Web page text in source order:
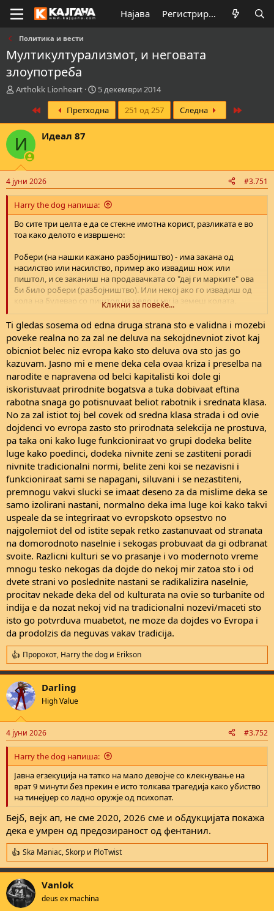
Најава Регистрирај се
Политика и вести
Мултикултурализмот, и неговата
злоупотреба
К
а
т
о
н
т
е
м
а
т
Arthokk Lionheart
В
р
е
м
п
о
ч
н
у
в
а
њ
е
5 декември 2014
Претходна 251 од 257 Следна
И Идеал 87
4 јуни 2026 #3.751
Harry the dog напиша:
Во сите три целта е да се стекне имотна корист, разликата е во
тоа како делото е извршено:
Робери (на нашки кажано разбојништво) - има закана од
насилство или насилство, пример ако извадиш нож или
пиштол, и се заканиш на продавачката со "дај ги марките" ова
би било робери (разбојништво). Или некој ако го извадиш од
кола на булевар со пиштол на чело и му ја земеш колата.
Насилниот елемент е тоа што ги прави овие дела потешки и
генерално казните се доста високи.
Шоплифтинг - крадеш нешто од мала вредност, каде нема
голема бариера за кражба, најчесто во продавница. На пример,
во Тинекс ќе земеш пиво и ќе излезеш без да платиш.
Тефт - е кражба каде нема насилен елемент: провала во стан,
крадење на кола кога никој не гледа, провала во банка сред
ноќ, и тн. Шоплифтинг е специфичен тип на тефт од мала
вредност.
Постојат вакви идиоти и нормално, треба да легнат затвор
долги години, али вакви ликови постојат и на екстремното
десно (каде белци убиваат малцинства, пред некој ден имаше
пукање од екстремен десничар во Сан Диего). По мене дали
биле бели-црни-зимзелени е ирелевантно, секој што се
огрешил или дава знаци дека оди во таа насока (политички-
верски фанатизам и радикализација со елемент на насилство)
се тоа треба да се институционализира, и секој што почитува
треба да добие почит (реципроцитет).
Околу тоа дека белците се криви, изворот на сето ова е
последица од западни политики во земји во развој пред
100тина години, на нашки кажано: колонијализам (кој постои
во мека форма до ден денес). На кратко, Европа си ја дели
Африка меѓу себе, европските сили убиваат масовно локална
популација, ги поробуваат, и ги држат под контрола со
генерации. Белгија под Леополд има убиено 10 милиони
црнци, ги има осакатувано, линчувано, жени, деца, старци,
ставано деца во кафез во зоолошки меѓу животни
што постоела до 60ти во Брисел. Цела Европа има темна
историја со колонијализам и аргументот е дека Европа се
развива историски ради колонизација (така прави пари) а до
ден денес некои колонијални лидери се слават на запад и се
негира страдањето што го предизвикале. Ова не мислам дека е
причината за убиствата погоре, али објаснува зошто земјите во
развој се фрустрирани со Европа и малцинствата се чувствуваат
фрустрирано.
За крај, никој до сега од Пакистан или Индија, Блиски Исток,
Југоисточна Азија или Африка не ми негира постоење како
македонец, како нација. За мене, таа негација за жал доаѓа од
Европа, континентот од каде што доаѓам. Црнец не ми негира
постоење, него тоа доаѓа од луѓе што се декларираат себе како
цивилизирани со кои делиме континент. Така да моите
симпатии се повеќе за оние кои покажуваат почит кон нас како
нација без разлика од каде се, без разлика на боја на кожа, и од
каде доаѓаат, ради тоа и многу многу не ми сметаат како појава
луѓе од земји во развој, ниту пак величам некој пошто е блед и
го сметам за супериорен само затоа што е белец. Дали некој е
добар човек или не, е индивидуална работа.
Кликни за повеќе...
Ti gledas sosema od edna druga strana sto e validna i mozebi
poveke realna no za zal ne deluva na sekojdnevniot zivot kaj
obicniot belec niz evropa kako sto deluva ova sto jas go
kazuvam. Jasno mi e mene deka cela ovaa kriza i preselba na
narodite e napravena od belci kapitalisti koi dole gi
iskoristuvaat prirodnite bogatsva a tuka dobivaat eftina
rabotna snaga go potisnuvaat beliot rabotnik i srednata klasa.
No za zal istiot toj bel covek od sredna klasa strada i od ovie
dojdenci vo evropa zasto sto prirodnata selekcija ne prostuva,
pa taka oni kako luge funkcioniraat vo grupi dodeka belite
luge kako poedinci, dodeka nivnite zeni se zastiteni poradi
nivnite tradicionalni normi, belite zeni koi se nezavisni i
funkcioniraat sami se napagani, siluvani i se nezastiteni,
premnogu vakvi slucki se imaat deseno za da mislime deka se
samo izolirani nastani, normalno deka ima luge koi kako takvi
uspeale da se integriraat vo evropskoto opsestvo no
najgolemiot del od istite sepak retko zastanuvaat od stranata
na domorodnoto naselnie i sekogas probuvaat da gi odbranat
svoite. Razlicni kulturi se vo prasanje i vo modernoto vreme
mnogu tesko nekogas da dojde do nekoj mir zatoa sto i od
dvete strani vo poslednite nastani se radikalizira naselnie,
procitav nekade deka del od kulturata na ovie so turbanite od
indija e da nozat nekoj vid na tradicionalni nozevi/maceti sto
isto go potvrduva muabetot, ne moze da dojdes vo Evropa i
da prodolzis da neguvas vakav tradicija.
R
e
a
c
t
i
n
s
:
Пророкот, Harry the dog и Erikson
Darling
High Value
4 јуни 2026 #3.752
Harry the dog напиша:
Јавна егзекуција на татко на мало девојче со клекнување на
врат 9 минути без прекин е исто толкава трагедија како убиство
на тинејџер со ладно оружје од психопат.
Бејб, вејк ап, не сме 2020, 2026 сме и обдукцијата покажа
дека е умрен од предозираност од фентанил.
R
e
a
c
t
i
Ska Maniac,Skorp и PloTwist
Vanlok
deus ex machina